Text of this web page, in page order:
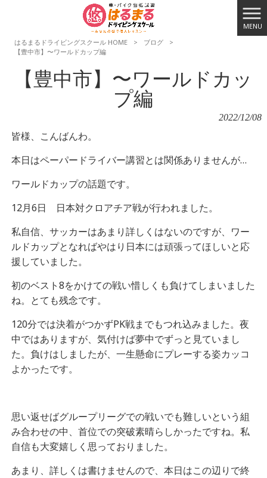
MENU
はるまるドライビングスクール HOME
> ブログ
>
【豊中市】〜ワールドカップ編
【豊中市】〜ワールドカッ
プ編
2022/12/08
皆様、こんばんわ。
本日はペーパードライバー講習とは関係ありませんが…
ワールドカップの話題です。
12月6日 日本対クロアチア戦が行われました。
私自信、サッカーはあまり詳しくはないのですが、ワー
ルドカップとなればやはり日本には頑張ってほしいと応
援していました。
初のベスト8をかけての戦い惜しくも負けてしまいました
ね。とても残念です。
120分では決着がつかずPK戦までもつれ込みました。夜
中ではありますが、気付けば夢中でずっと見ていまし
た。負けはしましたが、一生懸命にプレーする姿カッコ
よかったです。
思い返せばグループリーグでの戦いでも難しいという組
み合わせの中、首位での突破素晴らしかったですね。私
自信も大変嬉しく思っておりました。
あまり、詳しくは書けませんので、本日はこの辺りで終